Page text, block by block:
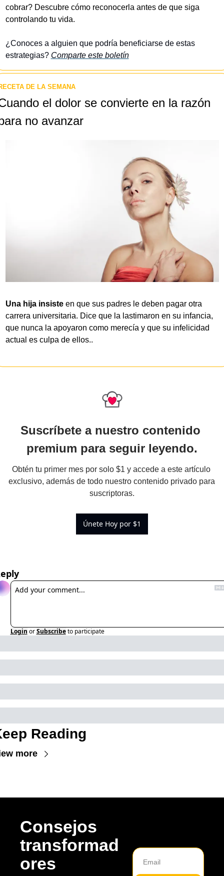
cobrar? Descubre cómo reconocerla antes de que siga
controlando tu vida.
¿Conoces a alguien que podría beneficiarse de estas
estrategias? Comparte este boletín
DE LA SEMANA
el dolor se convierte en la razón
no avanzar
Una hija insiste en que sus padres le deben pagar otra
carrera universitaria. Dice que la lastimaron en su infancia,
que nunca la apoyaron como merecía y que su infelicidad
actual es culpa de ellos..
Suscríbete a nuestro contenido
premium para seguir leyendo.
Obtén tu primer mes por solo $1 y accede a este artículo
exclusivo, además de todo nuestro contenido privado para
suscriptoras.
Únete Hoy por $1
Login or Subscribe to participate
Reading
more
Consejos
transformad
ores